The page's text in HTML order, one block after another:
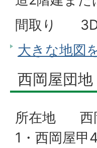
間取り
大きな地図
西岡屋団地
所在地 西
1・西岡屋甲